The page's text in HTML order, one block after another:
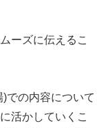
ーズに伝えるこ
での内容について
活かしていくこ